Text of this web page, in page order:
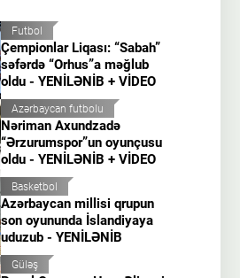
Futbol
Çempionlar Liqası: “Sabah”
səfərdə “Orhus”a məğlub
oldu - YENİLƏNİB + VİDEO
Azərbaycan futbolu
Nəriman Axundzadə
“Ərzurumspor”un oyunçusu
oldu - YENİLƏNİB + VİDEO
Basketbol
Azərbaycan millisi qrupun
son oyununda İslandiyaya
uduzub - YENİLƏNİB
Güləş